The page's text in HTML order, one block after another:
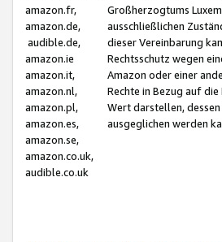
amazon.fr,
amazon.de,
audible.de,
amazon.ie
amazon.it,
amazon.nl,
amazon.pl,
amazon.es,
amazon.se,
amazon.co.uk,
audible.co.uk
Großherzogtums
ausschließlichen
dieser Vereinbarung
Rechtsschutz wegen
Amazon oder einer
Rechte in Bezug auf
Wert darstellen,
ausgeglichen werden